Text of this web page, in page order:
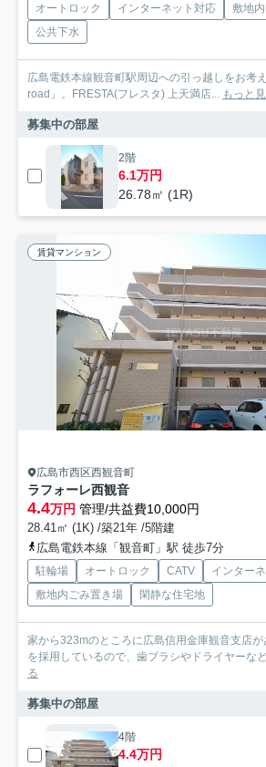
オートロック インターネット対応
敷地
公共下水
広島電鉄本線観音町駅周辺への引っ越しをお考
road」。FRESTA(フレスタ) 上天満店... もっと
募集中の部屋
2階
6.1万円
26.78㎡ (1R)
賃貸マンション
広島市西区西観音町
ラフォーレ西観音
4.4万円 管理/共益費10,000円
28.41㎡ (1K) /築21年 /5階建
広島電鉄本線「観音町」駅 徒歩7分
駐輪場 オートロック CATV
インター
敷地内ごみ置き場
閑静な住宅地
家から323mのところに広島信用金庫観音支店
を採用しているので、歯ブラシやドライヤーな
る
募集中の部屋
4階
4.4万円